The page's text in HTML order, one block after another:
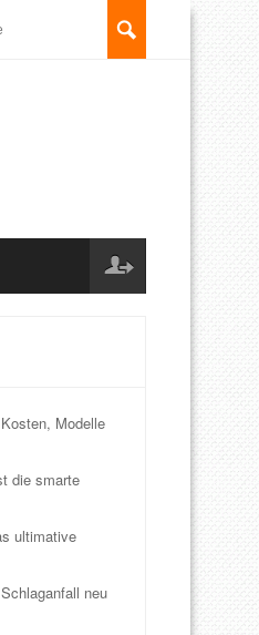
Modelle
die smarte
ultimative
neu